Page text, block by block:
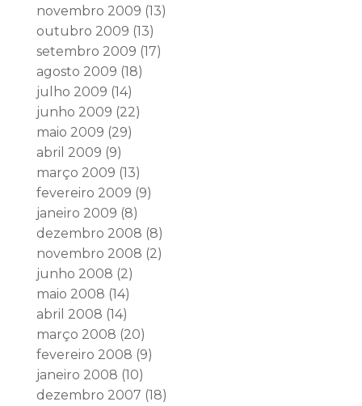
novembro 2009 (13)
outubro 2009 (13)
setembro 2009 (17)
agosto 2009 (18)
julho 2009 (14)
junho 2009 (22)
maio 2009 (29)
abril 2009 (9)
março 2009 (13)
fevereiro 2009 (9)
janeiro 2009 (8)
dezembro 2008 (8)
novembro 2008 (2)
junho 2008 (2)
maio 2008 (14)
abril 2008 (14)
março 2008 (20)
fevereiro 2008 (9)
janeiro 2008 (10)
dezembro 2007 (18)